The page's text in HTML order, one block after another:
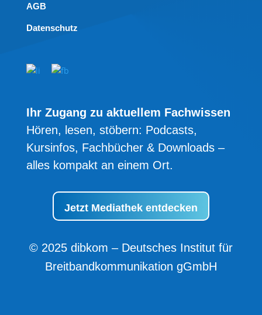
AGB
Datenschutz
Ihr Zugang zu aktuellem Fachwissen
Hören, lesen, stöbern: Podcasts,
Kursinfos, Fachbücher & Downloads –
alles kompakt an einem Ort.
Jetzt Mediathek entdecken
© 2025 dibkom – Deutsches Institut für
Breitbandkommunikation gGmbH